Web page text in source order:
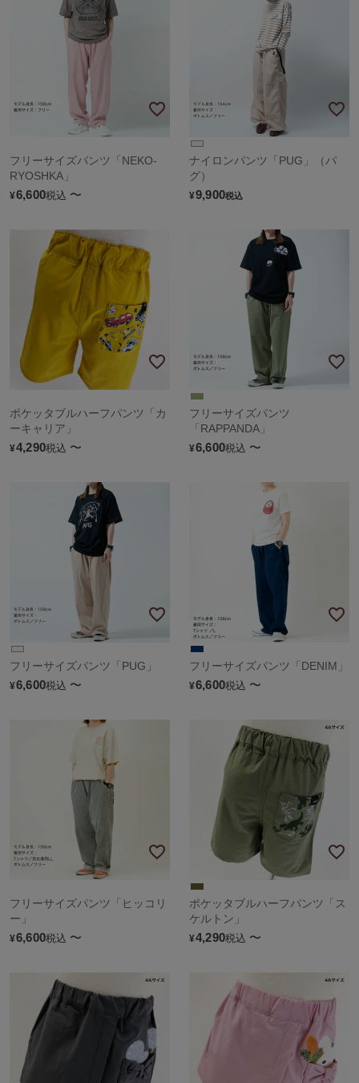
フリーサイズパンツ「NEKO-
RYOSHKA」
¥6,600税込 〜
ナイロンパンツ「PUG」（パ
グ）
¥9,900税込
ポケッタブルハーフパンツ「カ
ーキャリア」
¥4,290税込 〜
フリーサイズパンツ
「RAPPANDA」
¥6,600税込 〜
フリーサイズパンツ「PUG」
¥6,600税込 〜
フリーサイズパンツ「DENIM」
¥6,600税込 〜
フリーサイズパンツ「ヒッコリ
ー」
¥6,600税込 〜
ポケッタブルハーフパンツ「ス
ケルトン」
¥4,290税込 〜